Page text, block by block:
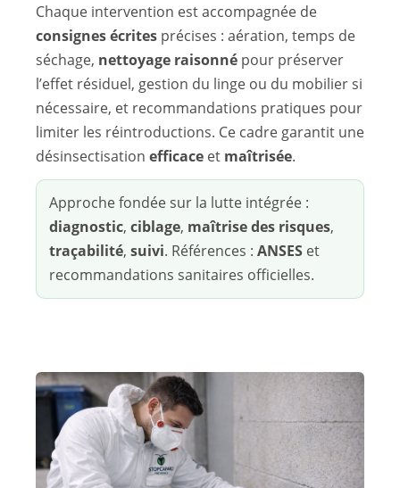
Chaque intervention est accompagnée de
consignes écrites précises : aération, temps de
séchage, nettoyage raisonné pour préserver
l’effet résiduel, gestion du linge ou du mobilier si
nécessaire, et recommandations pratiques pour
limiter les réintroductions. Ce cadre garantit une
désinsectisation efficace et maîtrisée.
Approche fondée sur la lutte intégrée :
diagnostic, ciblage, maîtrise des risques,
traçabilité, suivi. Références : ANSES et
recommandations sanitaires officielles.